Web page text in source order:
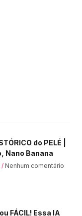
do PELÉ |
Nano Banana
Nenhum comentário
FÁCIL! Essa IA